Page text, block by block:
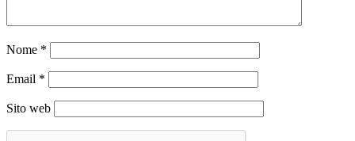
Nome *
Email *
Sito web